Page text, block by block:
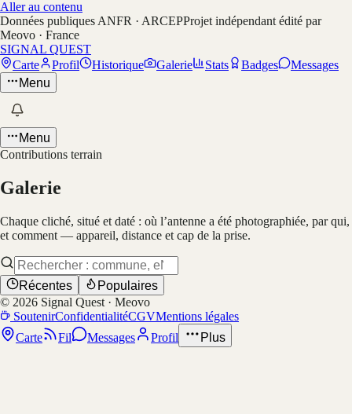
Aller au contenu
Données publiques ANFR · ARCEPProjet indépendant édité par
Meovo · France
SIGNAL QUEST
Carte
Profil Historique Galerie Stats Badges
Messages
Menu
Menu
Contributions terrain
Galerie
Chaque cliché, situé et daté : où l’antenne a été photographiée, par qui,
et comment — appareil, distance et cap de la prise.
Récentes
Populaires
© 2026 Signal Quest · Meovo
SoutenirConfidentialitéCGVMentions légales
Carte
Fil Messages Profil Plus